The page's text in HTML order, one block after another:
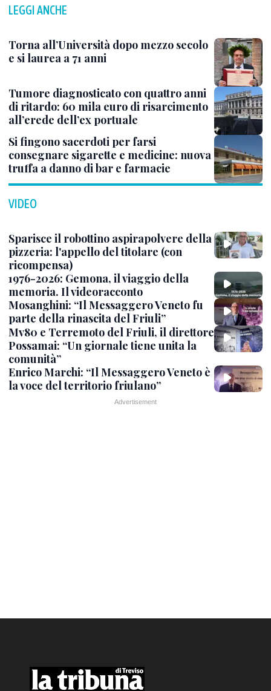
LEGGI ANCHE
Torna all’Università dopo mezzo secolo
e si laurea a 71 anni
Tumore diagnosticato con quattro anni
di ritardo: 60 mila euro di risarcimento
all’erede dell’ex portuale
Si fingono sacerdoti per farsi
consegnare sigarette e medicine: nuova
truffa a danno di bar e farmacie
VIDEO
Sparisce il robottino aspirapolvere della
pizzeria: l'appello del titolare (con
ricompensa)
1976-2026: Gemona, il viaggio della
memoria. Il videoracconto
Mosanghini: “Il Messaggero Veneto fu
parte della rinascita del Friuli”
Mv80 e Terremoto del Friuli, il direttore
Possamai: “Un giornale tiene unita la
comunità”
Enrico Marchi: “Il Messaggero Veneto è
la voce del territorio friulano”